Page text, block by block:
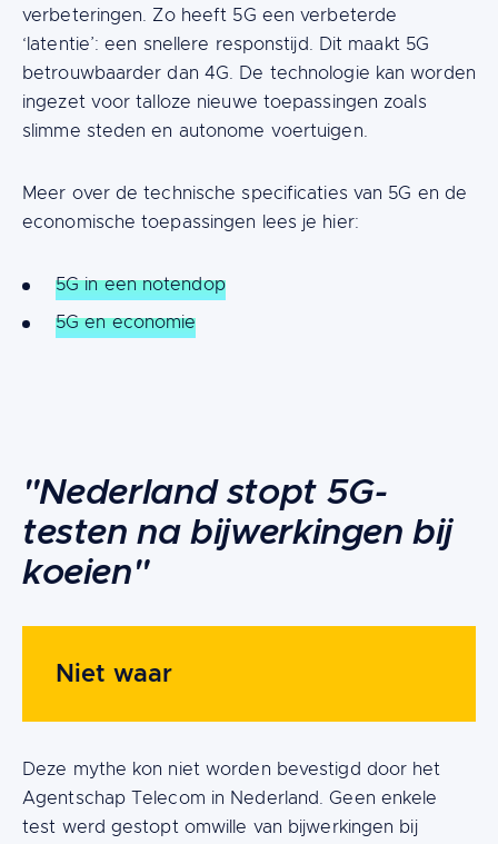
verbeteringen. Zo heeft 5G een verbeterde
‘latentie’: een snellere responstijd. Dit maakt 5G
betrouwbaarder dan 4G. De technologie kan worden
ingezet voor talloze nieuwe toepassingen zoals
slimme steden en autonome voertuigen.
Meer over de technische specificaties van 5G en de
economische toepassingen lees je hier:
5G in een notendop
5G en economie
"Nederland stopt 5G-
testen na bijwerkingen bij
koeien"
Niet waar
Deze mythe kon niet worden bevestigd door het
Agentschap Telecom in Nederland. Geen enkele
test werd gestopt omwille van bijwerkingen bij